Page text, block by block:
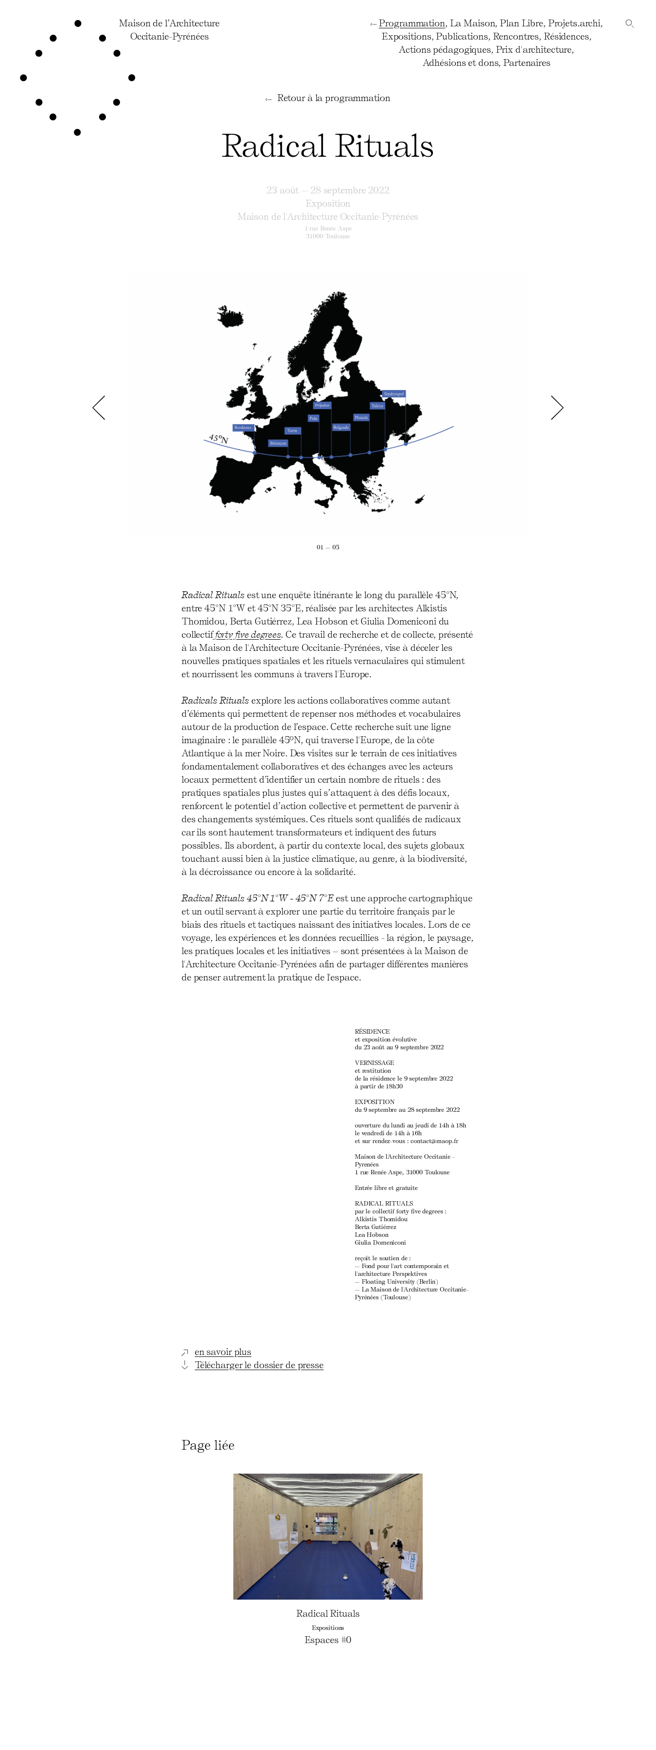
Maison de l’Architecture
Occitanie-Pyrénées
Programmation, La Maison, Plan Libre, Projets.archi,
Expositions, Publications, Rencontres, Résidences,
Actions pédagogiques, Prix d'architecture,
Adhésions et dons, Partenaires
Retour à la programmation
Radical Rituals
23 août — 28 septembre 2022
Exposition
Maison de l'Architecture Occitanie-Pyrénées
1 rue Renée Aspe
31000 Toulouse
01 — 05
Radical Ritualsest une enquête itinérante le long du parallèle 45°N,
entre 45°N 1°W et 45°N 35°E, réalisée par les architectes Alkistis
Thomidou, Berta Gutiérrez, Lea Hobson et Giulia Domeniconi du
collectifforty five degrees. Ce travail de recherche et de collecte, présenté
à la Maison de l'Architecture Occitanie-Pyrénées, vise à déceler les
nouvelles pratiques spatiales et les rituels vernaculaires qui stimulent
et nourrissent les communs à travers l'Europe.
Radicals Ritualsexplore les actions collaboratives comme autant
d’éléments qui permettent de repenser nos méthodes et vocabulaires
autour de la production de l’espace. Cette recherche suit une ligne
imaginaire : le parallèle 45ºN, qui traverse l'Europe, de la côte
Atlantique à la mer Noire. Des visites sur le terrain de ces initiatives
fondamentalement collaboratives et des échanges avec les acteurs
locaux permettent d’identifier un certain nombre de rituels : des
pratiques spatiales plus justes qui s’attaquent à des défis locaux,
renforcent le potentiel d’action collective et permettent de parvenir à
des changements systémiques. Ces rituels sont qualifiés de radicaux
car ils sont hautement transformateurs et indiquent des futurs
possibles. Ils abordent, à partir du contexte local, des sujets globaux
touchant aussi bien à la justice climatique, au genre, à la biodiversité,
à la décroissance ou encore à la solidarité.
Radical Rituals 45°N 1°W - 45°N 7°Eest une approche cartographique
et un outil servant à explorer une partie du territoire français par le
biais des rituels et tactiques naissant des initiatives locales. Lors de ce
voyage, les expériences et les données recueillies - la région, le paysage,
les pratiques locales et les initiatives – sont présentées à la Maison de
l'Architecture Occitanie-Pyrénées afin de partager différentes manières
de penser autrement la pratique de l'espace.
RÉSIDENCE
et exposition évolutive
du 23 août au 9 septembre 2022
VERNISSAGE
et restitution
de la résidence le 9 septembre 2022
à partir de 18h30
EXPOSITION
du 9 septembre au 28 septembre 2022
ouverture du lundi au jeudi de 14h à 18h
le vendredi de 14h à 16h
et sur rendez-vous : contact@maop.fr
Maison de l'Architecture Occitanie -
Pyrenées
1 rue Renée Aspe, 31000 Toulouse
Entrée libre et gratuite
RADICAL RITUALS
par le collectifforty five degrees:
Alkistis Thomidou
Berta Gutiérrez
Lea Hobson
Giulia Domeniconi
reçoit le soutien de :
— Fond pour l'art contemporain et
l'architecturePerspektives
— Floating University (Berlin)
— La Maison de l'Architecture Occitanie-
Pyrénées (Toulouse)
en savoir plus
Télécharger le dossier de presse
Page liée
Radical Rituals
Expositions
Espaces #0